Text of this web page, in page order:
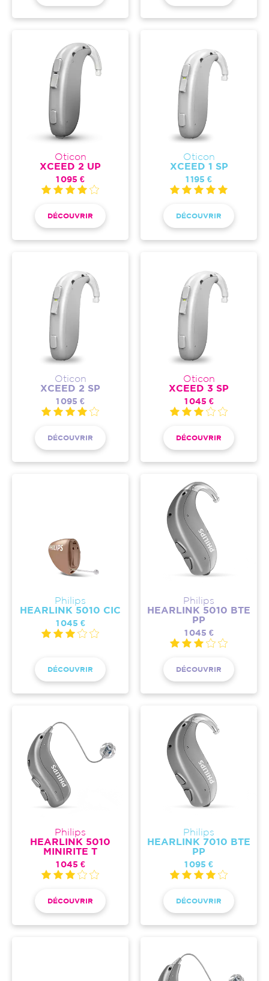
Oticon
XCEED 2 UP
1 095 €
DÉCOUVRIR
Oticon
XCEED 1 SP
1 195 €
DÉCOUVRIR
Oticon
XCEED 2 SP
1 095 €
DÉCOUVRIR
Oticon
XCEED 3 SP
1 045 €
DÉCOUVRIR
Philips
HEARLINK 5010 CIC
1 045 €
DÉCOUVRIR
Philips
HEARLINK 5010 BTE
PP
1 045 €
DÉCOUVRIR
Philips
HEARLINK 5010
MINIRITE T
1 045 €
DÉCOUVRIR
Philips
HEARLINK 7010 BTE
PP
1 095 €
DÉCOUVRIR